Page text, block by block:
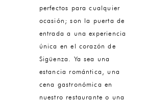
perfectos para cualquier
ocasión; son la puerta de
entrada a una experiencia
única en el corazón de
Sigüenza. Ya sea una
estancia romántica, una
cena gastronómica en
nuestro restaurante o una